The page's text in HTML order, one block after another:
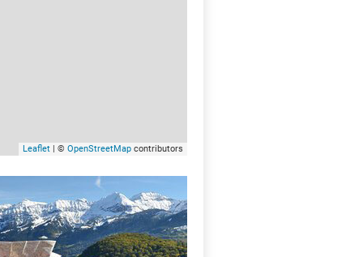
Leaflet | © OpenStreetMap contributors